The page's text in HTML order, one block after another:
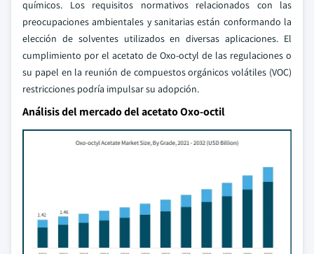
químicos. Los requisitos normativos relacionados con las
preocupaciones ambientales y sanitarias están conformando la
elección de solventes utilizados en diversas aplicaciones. El
cumplimiento por el acetato de Oxo-octyl de las regulaciones o
su papel en la reunión de compuestos orgánicos volátiles (VOC)
restricciones podría impulsar su adopción.
Análisis del mercado del acetato Oxo-octil